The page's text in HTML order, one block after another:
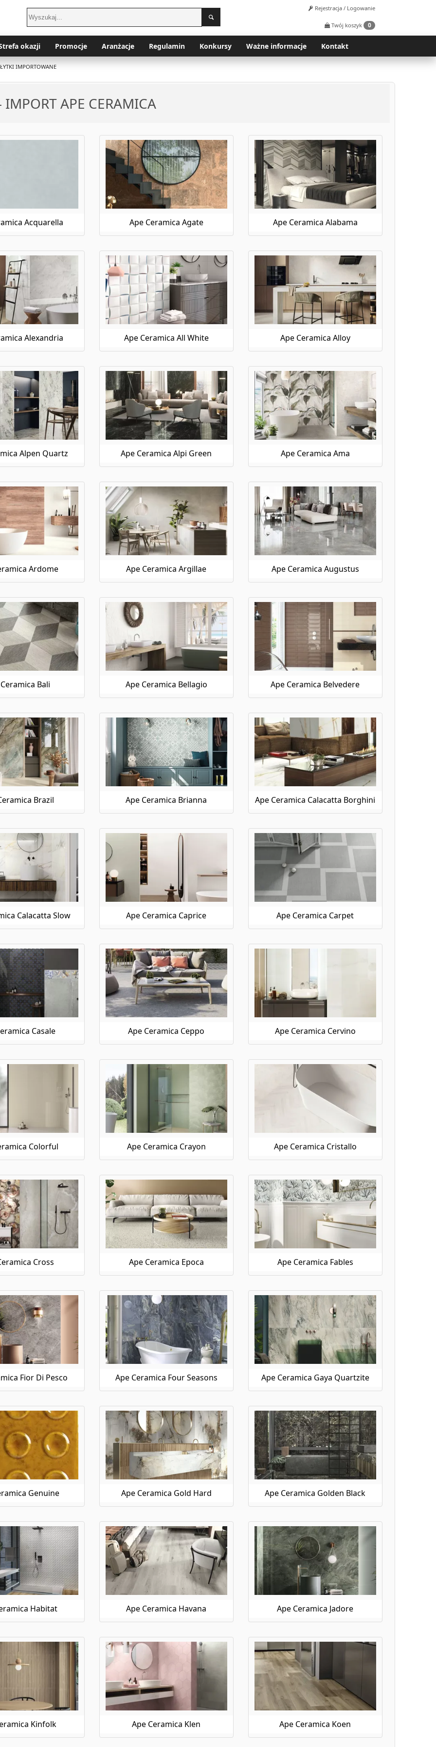
Rejestracja / Logowanie
Twój koszyk 0
okazji Promocje Aranżacje Regulamin Konkursy Ważne informacje Kontakt
IMPORTOWANE
IMPORT APE CERAMICA
Acquarella Ape Ceramica Agate Ape Ceramica Alabama
Alexandria Ape Ceramica All White Ape Ceramica Alloy
Alpen Quartz Ape Ceramica Alpi Green Ape Ceramica Ama
Ardome Ape Ceramica Argillae Ape Ceramica Augustus
Bali Ape Ceramica Bellagio Ape Ceramica Belvedere
Brazil Ape Ceramica Brianna Ape Ceramica Calacatta Borghini
Calacatta Slow Ape Ceramica Caprice Ape Ceramica Carpet
Casale Ape Ceramica Ceppo Ape Ceramica Cervino
Colorful Ape Ceramica Crayon Ape Ceramica Cristallo
Cross Ape Ceramica Epoca Ape Ceramica Fables
Fior Di Pesco Ape Ceramica Four Seasons Ape Ceramica Gaya Quartzite
Genuine Ape Ceramica Gold Hard Ape Ceramica Golden Black
Habitat Ape Ceramica Havana Ape Ceramica Jadore
Kinfolk Ape Ceramica Klen Ape Ceramica Koen